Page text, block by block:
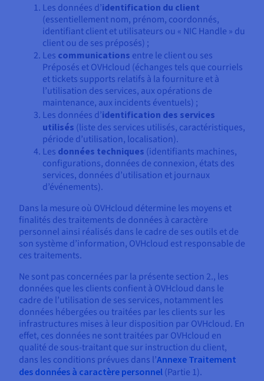
Les données d’identification du client
(essentiellement nom, prénom, coordonnés,
identifiant client et utilisateurs ou « NIC Handle » du
client ou de ses préposés) ;
Les communications entre le client ou ses
Préposés et OVHcloud (échanges tels que courriels
et tickets supports relatifs à la fourniture et à
l’utilisation des services, aux opérations de
maintenance, aux incidents éventuels) ;
Les données d’identification des services
utilisés (liste des services utilisés, caractéristiques,
période d’utilisation, localisation).
Les données techniques (identifiants machines,
configurations, données de connexion, états des
services, données d’utilisation et journaux
d’événements).
Dans la mesure où OVHcloud détermine les moyens et
finalités des traitements de données à caractère
personnel ainsi réalisés dans le cadre de ses outils et de
son système d’information, OVHcloud est responsable de
ces traitements.
Ne sont pas concernées par la présente section 2., les
données que les clients confient à OVHcloud dans le
cadre de l’utilisation de ses services, notamment les
données hébergées ou traitées par les clients sur les
infrastructures mises à leur disposition par OVHcloud. En
effet, ces données ne sont traitées par OVHcloud en
qualité de sous-traitant que sur instruction du client,
dans les conditions prévues dans l’Annexe Traitement
des données à caractère personnel (Partie 1).